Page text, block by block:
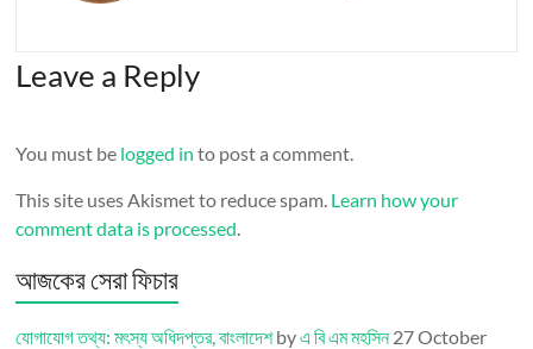
Leave a Reply
You must be logged in to post a comment.
This site uses Akismet to reduce spam. Learn how your
comment data is processed.
আজকের সেরা ফিচার
যোগাযোগ তথ্য: মৎস্য অধিদপ্তর, বাংলাদেশbyএ বি এম মহসিন27 October